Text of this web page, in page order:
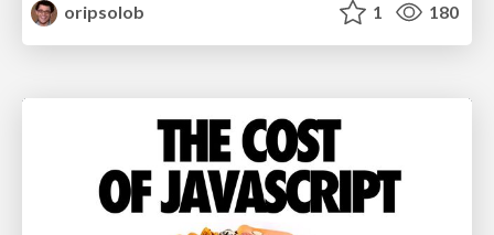
oripsolob
1 180